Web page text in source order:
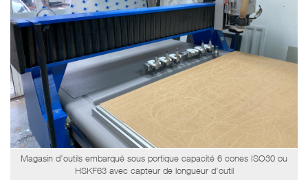
Magasin d’outils embarqué sous portique capacité 6 cones ISO30 ou
HSKF63 avec capteur de longueur d’outil